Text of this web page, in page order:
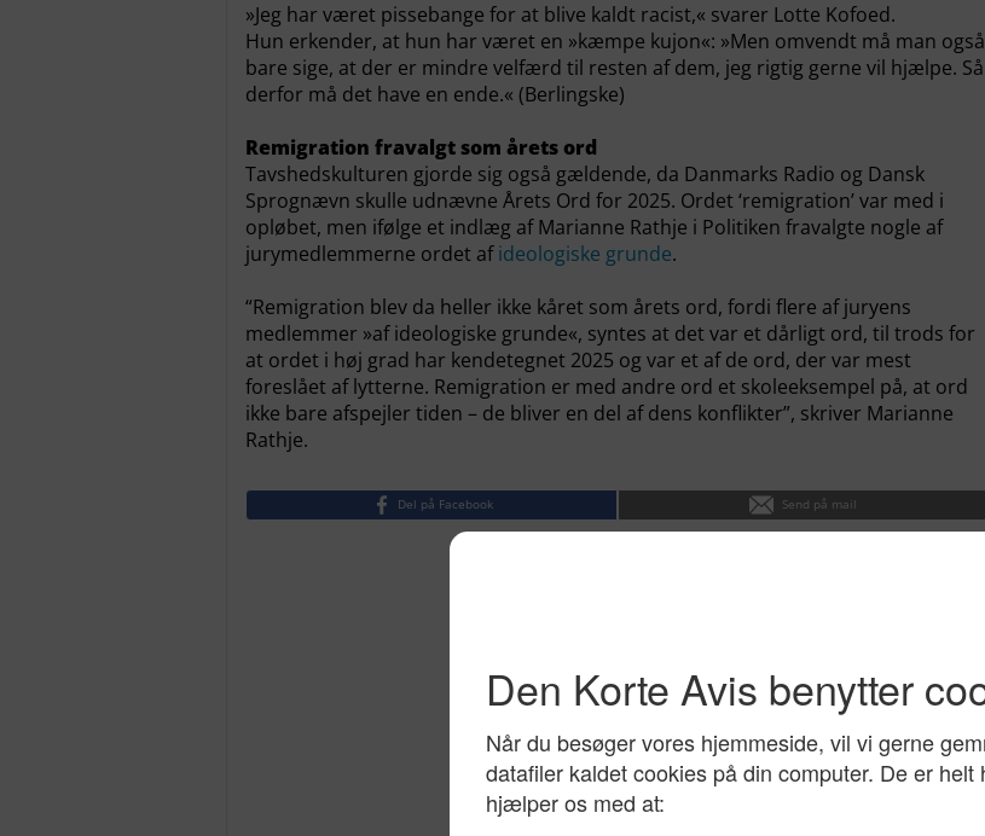
»Jeg har været pissebange for at blive kaldt racist,« svarer Lotte Kofoed.
Hun erkender, at hun har været en »kæmpe kujon«: »Men omvendt må man også
bare sige, at der er mindre velfærd til resten af dem, jeg rigtig gerne vil hjælpe. Så
derfor må det have en ende.« (Berlingske)
Remigration fravalgt som årets ord
Tavshedskulturen gjorde sig også gældende, da Danmarks Radio og Dansk
Sprognævn skulle udnævne Årets Ord for 2025. Ordet ‘remigration’ var med i
opløbet, men ifølge et indlæg af Marianne Rathje i Politiken fravalgte nogle af
jurymedlemmerne ordet afideologiske grunde.
“Remigration blev da heller ikke kåret som årets ord, fordi flere af juryens
medlemmer »af ideologiske grunde«, syntes at det var et dårligt ord, til trods for
at ordet i høj grad har kendetegnet 2025 og var et af de ord, der var mest
foreslået af lytterne. Remigration er med andre ord et skoleeksempel på, at ord
ikke bare afspejler tiden – de bliver en del af dens konflikter”, skriver Marianne
Rathje.
Del på Facebook Send på mail